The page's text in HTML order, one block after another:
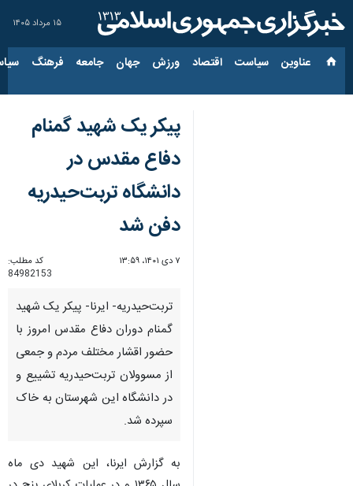
۱۵ مرداد ۱۴۰۵
عناوین‌ سیاست اقتصاد ورزش جهان جامعه فرهنگ
پیکر یک شهید گمنام
دفاع مقدس در
دانشگاه تربت‌حیدریه
دفن شد
۷ دی ۱۴۰۱، ۱۳:۵۹
کد مطلب:
84982153
تربت‌حیدریه- ایرنا- پیکر یک شهید
گمنام دوران دفاع مقدس امروز با
حضور اقشار مختلف مردم و جمعی
از مسوولان تربت‌حیدریه تشییع و
در دانشگاه این شهرستان به خاک
سپرده شد.
به گزارش ایرنا، این شهید دی ماه